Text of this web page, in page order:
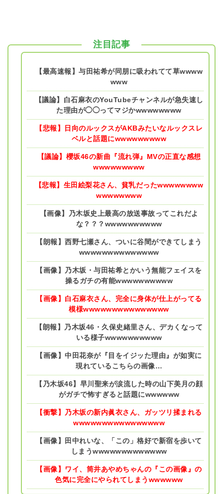
注目記事
【最高速報】与田祐希が同朋に吸われてて草wwww
www
【議論】白石麻衣のYouTubeチャンネルが急失速し
た理由が◯◯ってマジかwwwwwwww
【悲報】日向のルックスがAKBみたいなルックスレ
ベルと話題にwwwwwwwww
【議論】櫻坂46の新曲『流れ弾』MVの正直な感想
wwwwwwwww
【悲報】生田絵梨花さん、貧乳だったwwwwwwww
wwwwwwww
【画像】乃木坂史上最高の放送事故ってこれだよ
な？？？wwwwwwwwww
【朗報】西野七瀬さん、ついに谷間ができてしまう
wwwwwwwwwwwwww
【画像】乃木坂・与田祐希とかいう無能フェイスを
操るガチの有能wwwwwwwwww
【画像】白石麻衣さん、完全に身体が仕上がってる
模様wwwwwwwwwwwwwww
【朗報】乃木坂46・久保史緒里さん、デカくなって
いる様子wwwwwwwwww
【画像】中田花奈が『目をイジッた理由』が如実に
現れているこちらの画像…
【乃木坂46】早川聖来が涙流した時の山下美月の顔
がガチで怖すぎると話題にwwwwww
【衝撃】乃木坂の新内眞衣さん、ガッツリ揉まれる
wwwwwwwwwwwwwwww
【画像】田中れいな、「この」格好で新宿を歩いて
しまうwwwwwwwwwwwww
【画像】ワイ、筒井あやめちゃんの『この画像』の
色気に完全にやられてしまうwwwwww